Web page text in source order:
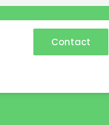
Contact